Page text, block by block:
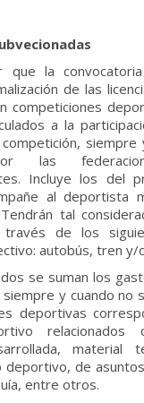
que la
de las
competiciones
a la
siempre
las
Incluye los del
al deportista
tal
través de los
autobús, tren y/
se suman los
y cuando no
deportivas
relacionados
material
deportivo, de
entre otros.